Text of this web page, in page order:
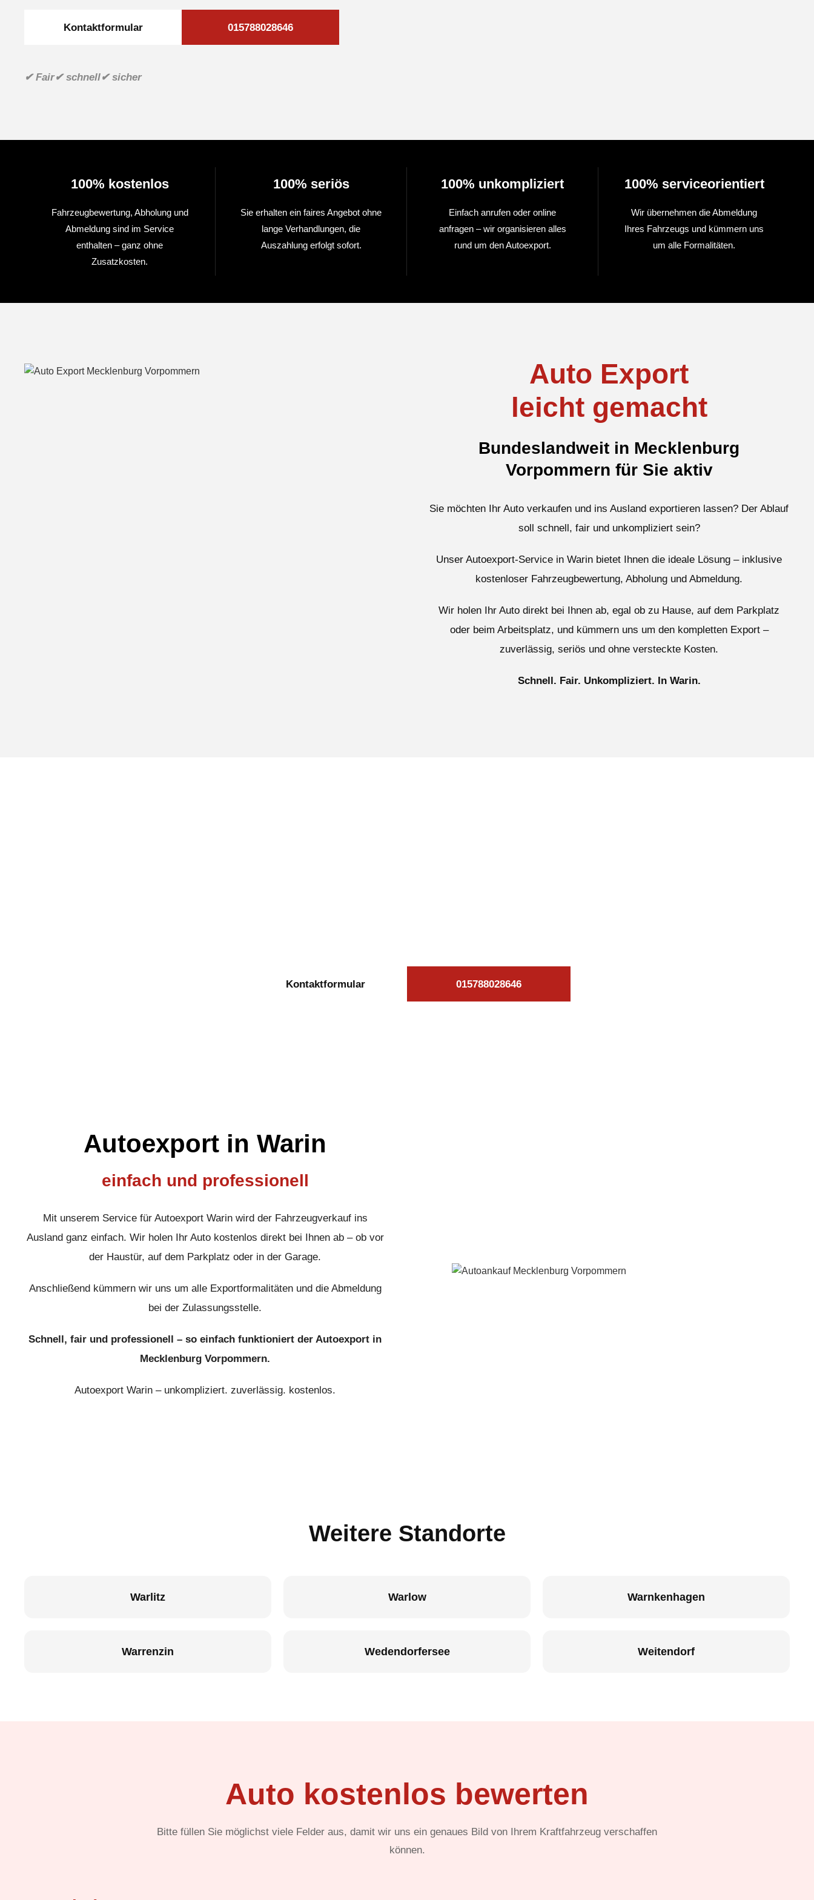
Kontaktformular 015788028646
✔ Fair✔ schnell✔ sicher
100% kostenlos
Fahrzeugbewertung, Abholung und
Abmeldung sind im Service
enthalten – ganz ohne
Zusatzkosten.
100% seriös
Sie erhalten ein faires Angebot ohne
lange Verhandlungen, die
Auszahlung erfolgt sofort.
100% unkompliziert
Einfach anrufen oder online
anfragen – wir organisieren alles
rund um den Autoexport.
100% serviceorientiert
Wir übernehmen die Abmeldung
Ihres Fahrzeugs und kümmern uns
um alle Formalitäten.
Auto Export
leicht gemacht
Bundeslandweit in Mecklenburg
Vorpommern für Sie aktiv
Sie möchten Ihr Auto verkaufen und ins Ausland exportieren lassen? Der Ablauf
soll schnell, fair und unkompliziert sein?
Unser Autoexport-Service in Warin bietet Ihnen die ideale Lösung – inklusive
kostenloser Fahrzeugbewertung, Abholung und Abmeldung.
Wir holen Ihr Auto direkt bei Ihnen ab, egal ob zu Hause, auf dem Parkplatz
oder beim Arbeitsplatz, und kümmern uns um den kompletten Export –
zuverlässig, seriös und ohne versteckte Kosten.
Schnell. Fair. Unkompliziert. In Warin.
Kontaktformular 015788028646
Autoexport in Warin
einfach und professionell
Mit unserem Service für Autoexport Warin wird der Fahrzeugverkauf ins
Ausland ganz einfach. Wir holen Ihr Auto kostenlos direkt bei Ihnen ab – ob vor
der Haustür, auf dem Parkplatz oder in der Garage.
Anschließend kümmern wir uns um alle Exportformalitäten und die Abmeldung
bei der Zulassungsstelle.
Schnell, fair und professionell – so einfach funktioniert der Autoexport in
Mecklenburg Vorpommern.
Autoexport Warin – unkompliziert. zuverlässig. kostenlos.
Weitere Standorte
Warlitz Warlow Warnkenhagen
Warrenzin Wedendorfersee Weitendorf
Auto kostenlos bewerten
Bitte füllen Sie möglichst viele Felder aus, damit wir uns ein genaues Bild von Ihrem Kraftfahrzeug verschaffen
können.